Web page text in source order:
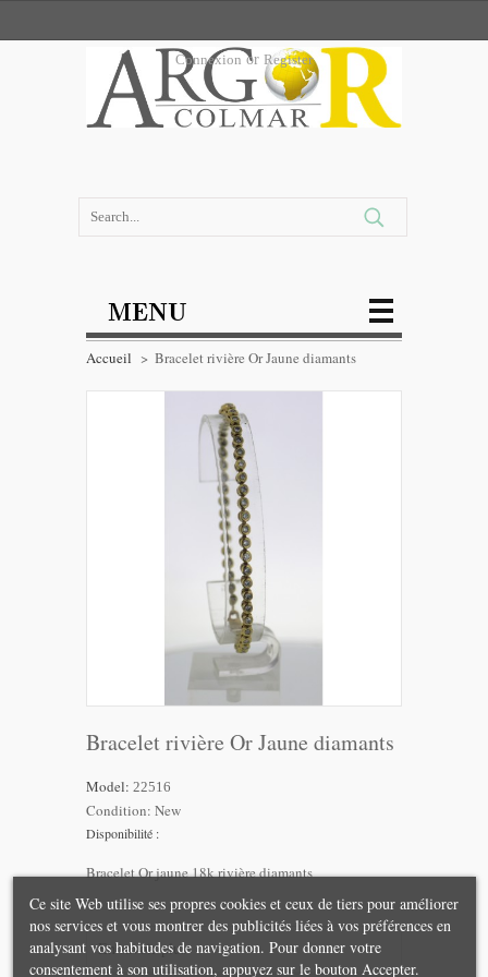
Connexion or Register
MENU
Accueil > Bracelet rivière Or Jaune diamants
Bracelet rivière Or Jaune diamants
Model: 22516
Condition: New
Disponibilité :
Bracelet Or jaune 18k rivière diamants
En savoir plus
Ce site Web utilise ses propres cookies et ceux de tiers pour améliorer
nos services et vous montrer des publicités liées à vos préférences en
analysant vos habitudes de navigation. Pour donner votre
consentement à son utilisation, appuyez sur le bouton Accepter.